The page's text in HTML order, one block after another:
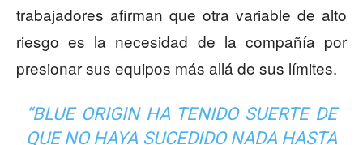
trabajadores afirman que otra variable de alto
riesgo es la necesidad de la compañía por
presionar sus equipos más allá de sus límites.
“BLUE ORIGIN HA TENIDO SUERTE DE
QUE NO HAYA SUCEDIDO NADA HASTA